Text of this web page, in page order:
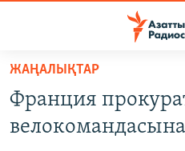
Skip
main
content
САЯСАТ
ЖАҢАЛЫҚТАР
Франция